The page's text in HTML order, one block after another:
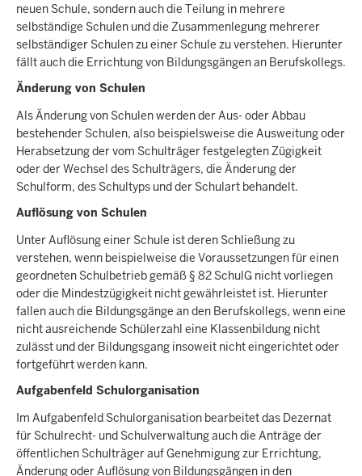
neuen Schule, sondern auch die Teilung in mehrere
selbständige Schulen und die Zusammenlegung mehrerer
selbständiger Schulen zu einer Schule zu verstehen. Hierunter
fällt auch die Errichtung von Bildungsgängen an Berufskollegs.
Änderung von Schulen
Als Änderung von Schulen werden der Aus- oder Abbau
bestehender Schulen, also beispielsweise die Ausweitung oder
Herabsetzung der vom Schulträger festgelegten Zügigkeit
oder der Wechsel des Schulträgers, die Änderung der
Schulform, des Schultyps und der Schulart behandelt.
Auflösung von Schulen
Unter Auflösung einer Schule ist deren Schließung zu
verstehen, wenn beispielweise die Voraussetzungen für einen
geordneten Schulbetrieb gemäß § 82 SchulG nicht vorliegen
oder die Mindestzügigkeit nicht gewährleistet ist. Hierunter
fallen auch die Bildungsgänge an den Berufskollegs, wenn eine
nicht ausreichende Schülerzahl eine Klassenbildung nicht
zulässt und der Bildungsgang insoweit nicht eingerichtet oder
fortgeführt werden kann.
Aufgabenfeld Schulorganisation
Im Aufgabenfeld Schulorganisation bearbeitet das Dezernat
für Schulrecht- und Schulverwaltung auch die Anträge der
öffentlichen Schulträger auf Genehmigung zur Errichtung,
Änderung oder Auflösung von Bildungsgängen in den